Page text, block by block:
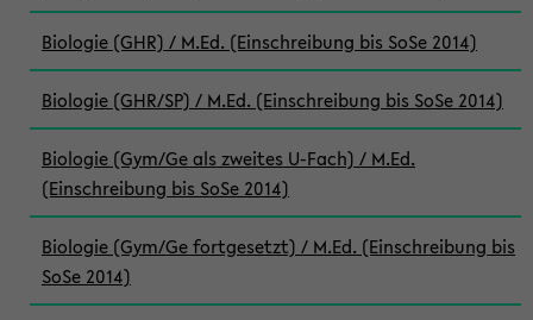
Biologie (GHR) / M.Ed. (Einschreibung bis SoSe 2014)
Biologie (GHR/SP) / M.Ed. (Einschreibung bis SoSe 2014)
Biologie (Gym/Ge als zweites U-Fach) / M.Ed.
(Einschreibung bis SoSe 2014)
Biologie (Gym/Ge fortgesetzt) / M.Ed. (Einschreibung bis
SoSe 2014)